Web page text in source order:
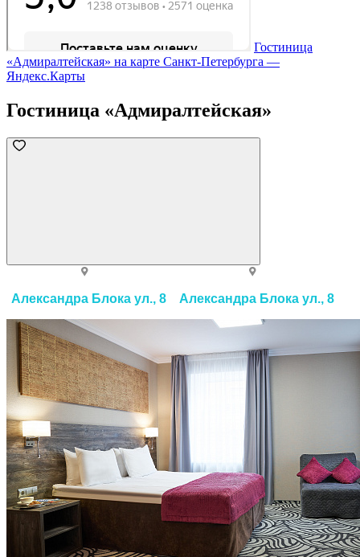
Гостиница
«Адмиралтейская» на карте Санкт‑Петербурга —
Яндекс.Карты
Гостиница «Адмиралтейская»
Александра Блока ул., 8 Александра Блока ул., 8